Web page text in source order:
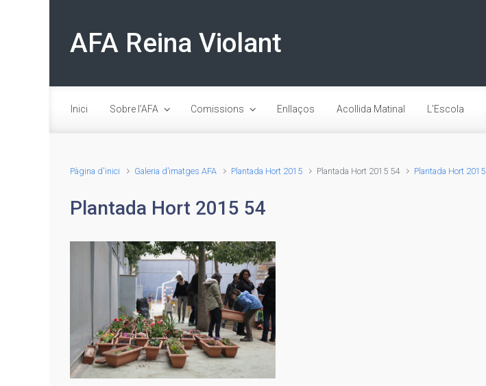
AFA Reina Violant
Inici Sobre l’AFA Comissions Enllaços Acollida Matinal L’Escola
Pàgina d'inici Galeria d’imatges AFA Plantada Hort 2015 Plantada Hort 2015 54 Plantada Hort 2015
Plantada Hort 2015 54